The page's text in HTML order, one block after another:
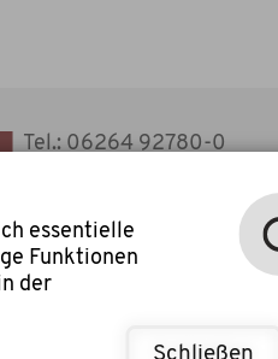
Tel.: 06264 92780-0
essentielle
Funktionen
der